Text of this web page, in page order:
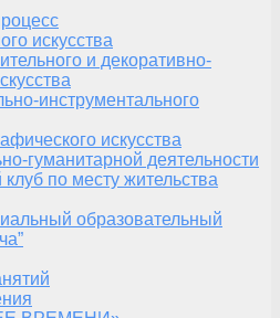
искусства
и декоративно-
инструментального
искусства
гуманитарной деятельности
по месту жительства
образовательный